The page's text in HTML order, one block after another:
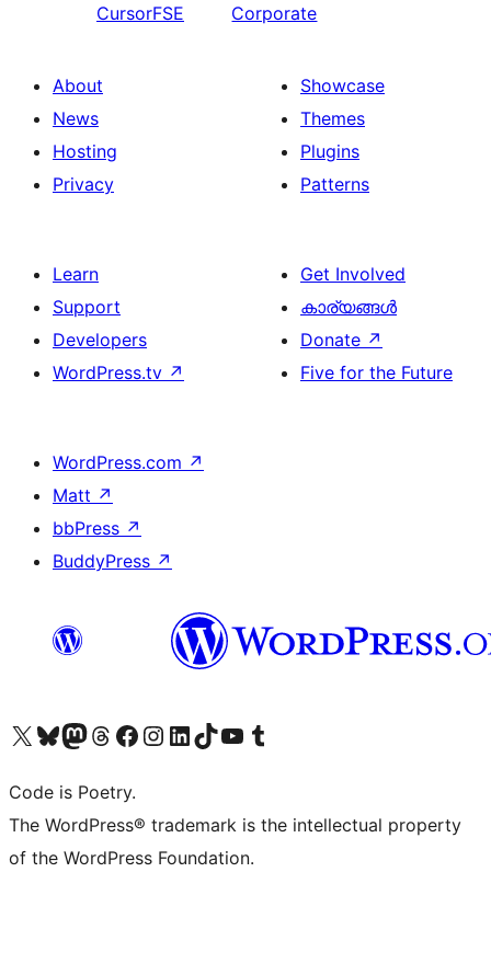
CursorFSE
Corporate
About
News
Hosting
Privacy
Showcase
Themes
Plugins
Patterns
Learn
Support
Developers
WordPress.tv ↗
Get Involved
കാര്യങ്ങള്‍
Donate ↗
Five for the Future
WordPress.com ↗
Matt ↗
bbPress ↗
BuddyPress ↗
Visit our X (formerly Twitter) account
ഞങ്ങളുടെ ബ്ലൂസ്കൈ അക്കൗണ്ട് സന്ദർശിക്കുക
Visit our Mastodon account
ഞങ്ങളുടെ ത്രെഡ്സ് അക്കൗണ്ട് സന്ദർശിക്കുക
Visit our Facebook page
Visit our Instagram account
Visit our LinkedIn account
ഞങ്ങളുടെ ടിക് ടോക് അക്കൗണ്ട് സന്ദർശിക്കുക
Visit our YouTube channel
ഞങ്ങളുടെ ടംബ്ലർ അക്കൗണ്ട് സന്ദർശിക്കുക
Code is Poetry.
The WordPress® trademark is the intellectual property
of the WordPress Foundation.